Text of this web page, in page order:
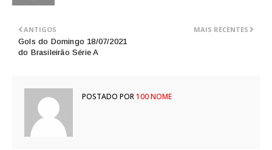
MAIS RECENTES
ANTIGOS
Gols do Domingo 18/07/2021
do Brasileirão Série A
POSTADO POR100 NOME